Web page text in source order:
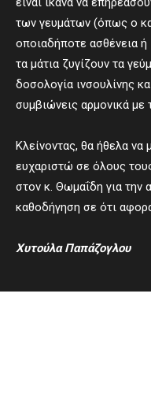
των γευμάτων (όπως ο
οποιαδήποτε ασθένεια
τα μάτια ζυγίζουν τα
δοσολογία ινσουλίνης
συμβιώνεις αρμονικά με
Κλείνοντας, θα ήθελα να
ευχαριστώ σε όλους
στον κ. Θωμαΐδη για την
καθοδήγηση σε ότι
Χυτούλα Παπάζογλου